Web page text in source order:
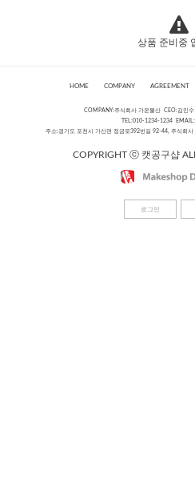
상품 준비중
HOME COMPANY AGREEMENT
COMPANY:주식회사 가온물산 CEO:김민
TEL:010-1234-1234 EMAIL:
주소:경기도 포천시 가산면 정금로392번길 92-44, 주식회
COPYRIGHT ⓒ 캣공구샵
로그인